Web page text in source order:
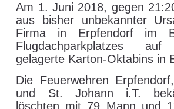
Am 1. Juni 2018, gegen
aus bisher unbekannter
Firma in Erpfendorf im
Flugdachparkplatzes auf
gelagerte Karton-Oktabins in
Die Feuerwehren
und St. Johann i.T.
löschten mit 79 Mann und